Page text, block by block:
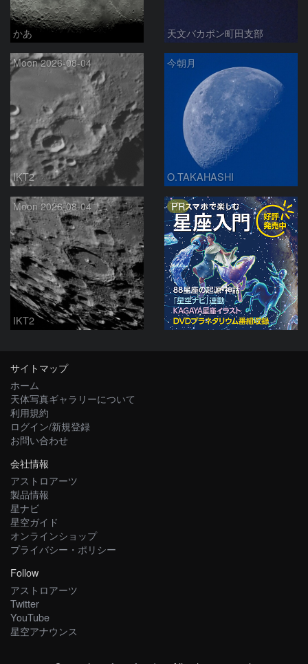
かあ 天文バカボン町田支部
Moon 2026-08-04
IKT2
今朝月
O.TAKAHASHI
Moon 2026-08-04
IKT2
PR
サイトマップ
ホーム
天体写真ギャラリーについて
利用規約
ログイン/新規登録
お問い合わせ
会社情報
アストロアーツ
製品情報
星ナビ
星空ガイド
オンラインショップ
プライバシー・ポリシー
Follow
アストロアーツ
Twitter
YouTube
星空アナウンス